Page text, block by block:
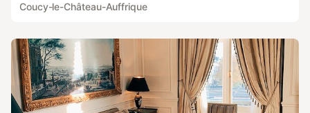
Coucy-le-Château-Auffrique